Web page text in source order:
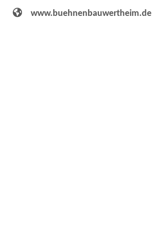
www.buehnenbauwertheim.de